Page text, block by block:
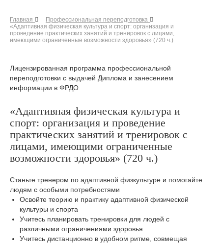
Главная
Профессиональная переподготовка
«Адаптивная физическая культура и спорт: организация и
проведение практических занятий и тренировок с лицами,
имеющими ограниченные возможности здоровья» (720 ч.)
Лицензированная программа профессиональной
переподготовки с выдачей Диплома и занесением
информации в ФРДО
«Адаптивная физическая культура и
спорт: организация и проведение
практических занятий и тренировок с
лицами, имеющими ограниченные
возможности здоровья» (720 ч.)
Станьте тренером по адаптивной физкультуре и помогайте
людям с особыми потребностями
Освойте теорию и практику адаптивной физической
культуры и спорта
Учитесь планировать тренировки для людей с
различными ограничениями здоровья
Учитесь дистанционно в удобном ритме, совмещая